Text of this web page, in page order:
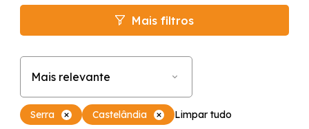
Mais filtros
Mais relevante
Serra Castelândia Limpar tudo